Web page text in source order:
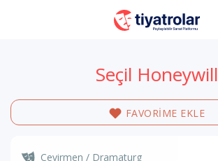
Seçil Honeywill
FAVORİME EKLE
Çevirmen / Dramaturg